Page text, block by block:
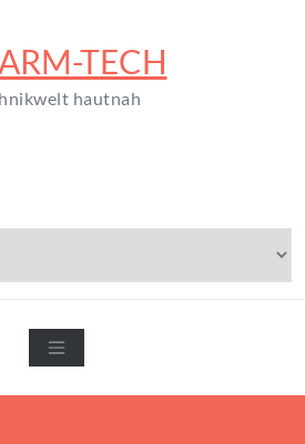
TECH
hautnah